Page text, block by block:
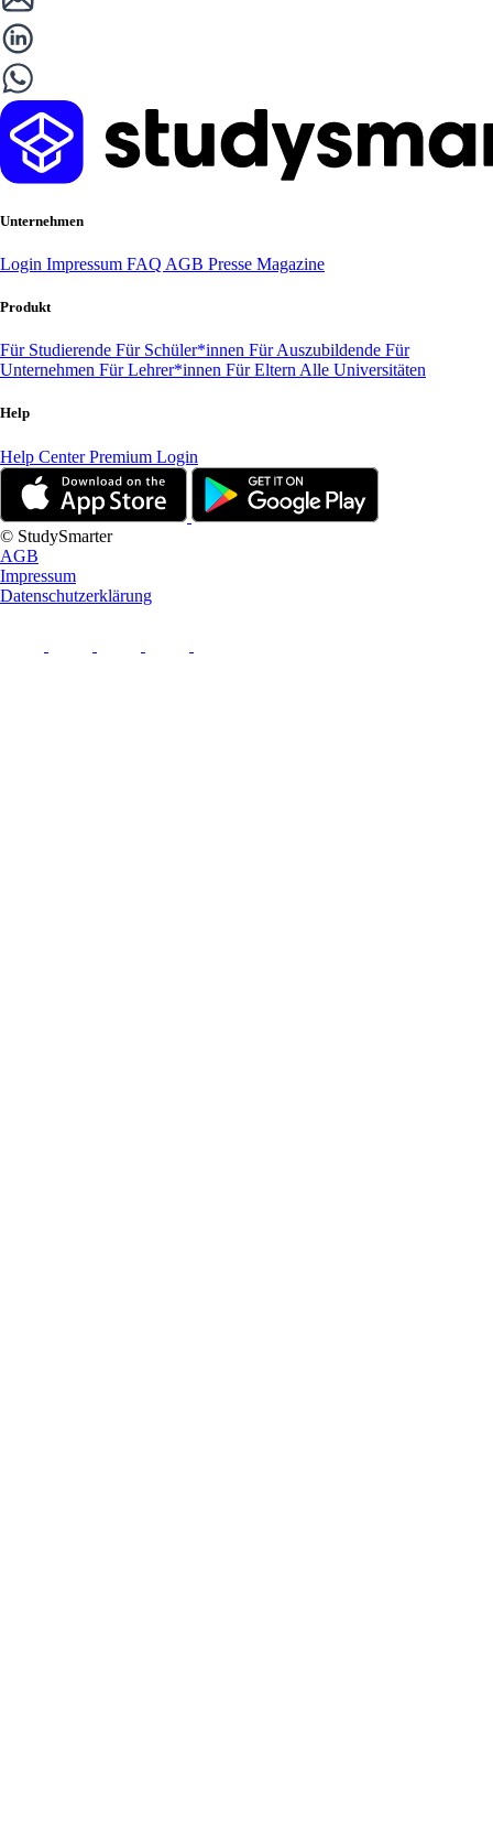
Unternehmen
Login Impressum FAQ AGB Presse Magazine
Produkt
Für Studierende Für Schüler*innen Für Auszubildende Für
Unternehmen Für Lehrer*innen Für Eltern Alle Universitäten
Help
Help CenterPremium Login
© StudySmarter
AGB
Impressum
Datenschutzerklärung